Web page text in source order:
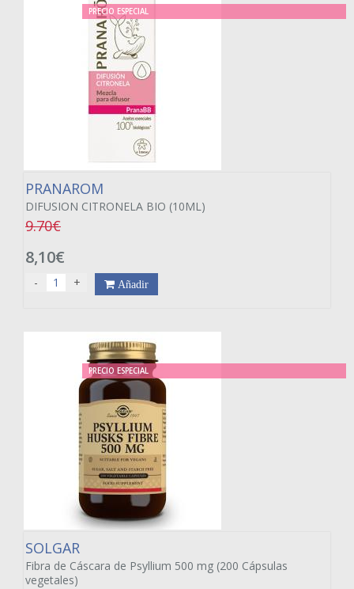
PRECIO ESPECIAL
PRANAROM
DIFUSION CITRONELA BIO (10ML)
9.70€
8,10€
- + Añadir
PRECIO ESPECIAL
SOLGAR
Fibra de Cáscara de Psyllium 500 mg (200 Cápsulas
vegetales)